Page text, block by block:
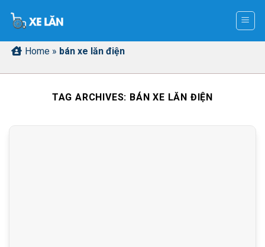
Home » bán xe lăn điện
TAG ARCHIVES: BÁN XE LĂN ĐIỆN